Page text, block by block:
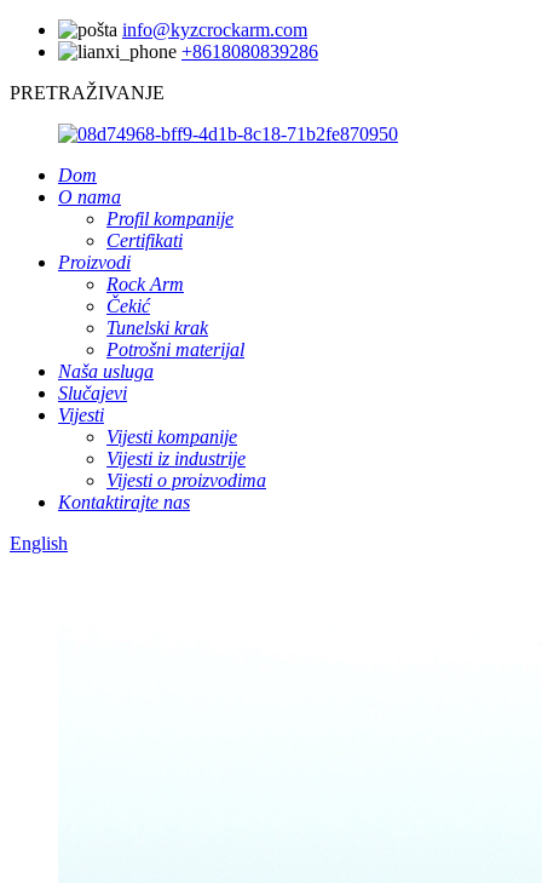
info@kyzcrockarm.com
+8618080839286
PRETRAŽIVANJE
Dom
O nama
Profil kompanije
Certifikati
Proizvodi
Rock Arm
Čekić
Tunelski krak
Potrošni materijal
Naša usluga
Slučajevi
Vijesti
Vijesti kompanije
Vijesti iz industrije
Vijesti o proizvodima
Kontaktirajte nas
English